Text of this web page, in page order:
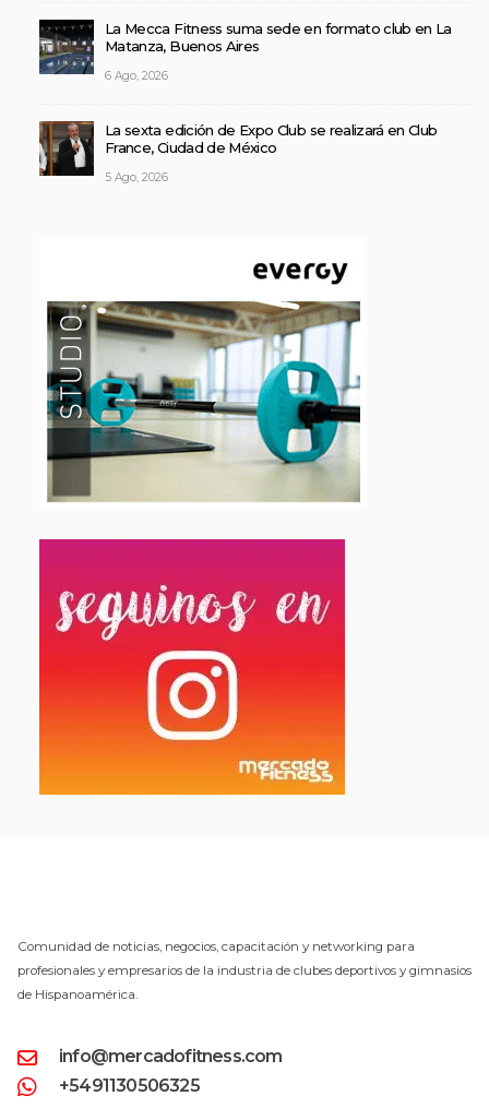
La Mecca Fitness suma sede en formato club en La
Matanza, Buenos Aires
6 Ago, 2026
La sexta edición de Expo Club se realizará en Club
France, Ciudad de México
5 Ago, 2026
Comunidad de noticias, negocios, capacitación y networking para
profesionales y empresarios de la industria de clubes deportivos y gimnasios
de Hispanoamérica.
info@mercadofitness.com
+5491130506325